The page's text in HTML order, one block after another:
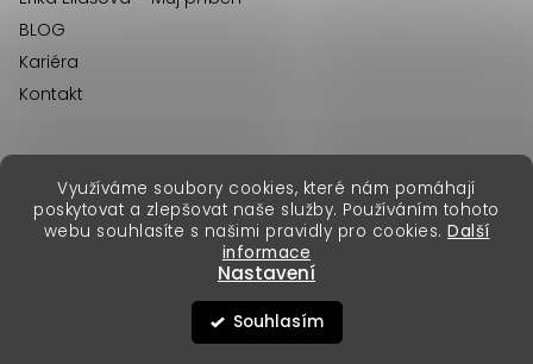
Využíváme soubory cookies, které nám pomáhají
poskytovat a zlepšovat naše služby. Používáním tohoto
webu souhlasíte s našimi pravidly pro cookies. Další
informace
Nastavení
Souhlasím
BLOG
Kariéra
Kontakt
Vytvořil Shoptet Premium
Copyright 2026Erika Fashion. Všechna práva vyhrazena.
erikafashion.sk